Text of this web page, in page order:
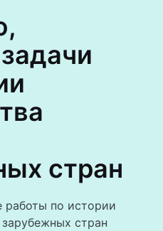
стран
работы по истории
стран